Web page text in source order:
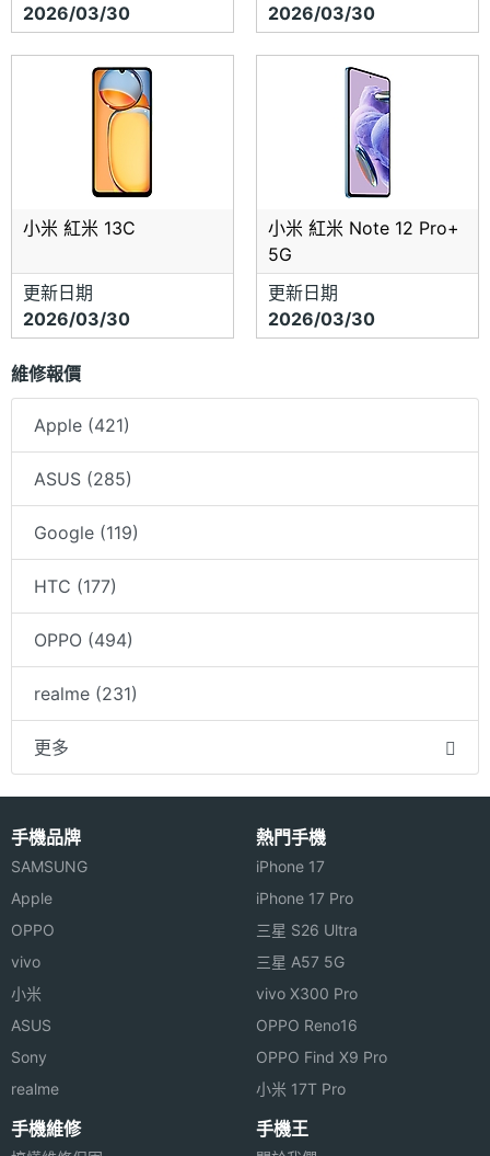
2026/03/30
2026/03/30
小米 紅米 13C
更新日期
2026/03/30
小米 紅米 Note 12 Pro+
5G
更新日期
2026/03/30
維修報價
Apple (421)
ASUS (285)
Google (119)
HTC (177)
OPPO (494)
realme (231)
更多
手機品牌
SAMSUNG
Apple
OPPO
vivo
小米
ASUS
Sony
realme
熱門手機
iPhone 17
iPhone 17 Pro
三星 S26 Ultra
三星 A57 5G
vivo X300 Pro
OPPO Reno16
OPPO Find X9 Pro
小米 17T Pro
手機維修 手機王